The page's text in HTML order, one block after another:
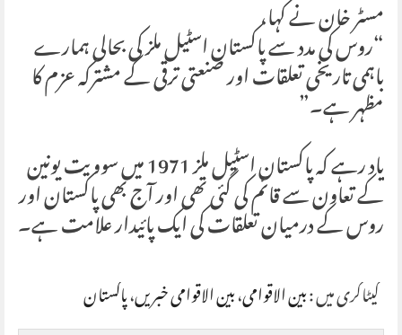
مسٹر خان نے کہا،
“روس کی مدد سے پاکستان اسٹیل ملز کی بحالی ہمارے
باہمی تاریخی تعلقات اور صنعتی ترقی کے مشترکہ عزم کا
مظہر ہے۔”
یاد رہے کہ پاکستان اسٹیل ملز 1971 میں سوویت یونین
کے تعاون سے قائم کی گئی تھی اور آج بھی پاکستان اور
روس کے درمیان تعلقات کی ایک پائیدار علامت ہے۔
کیٹاگری میں :بین الاقوامی،بین الاقوامی خبریں،پاکستان